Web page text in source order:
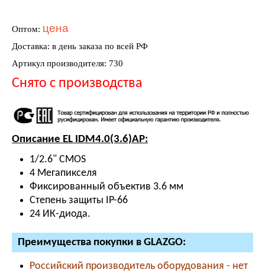
Оптом: цена
Доставка: в день заказа по всей РФ
Артикул производителя: 730
Снято с производства
Описание EL IDM4.0(3.6)AP:
1/2.6" CMOS
4 Мегапикселя
Фиксированный объектив 3.6 мм
Степень защиты IP-66
24 ИК-диода.
Преимущества покупки в GLAZGO:
Российский производитель оборудования - нет